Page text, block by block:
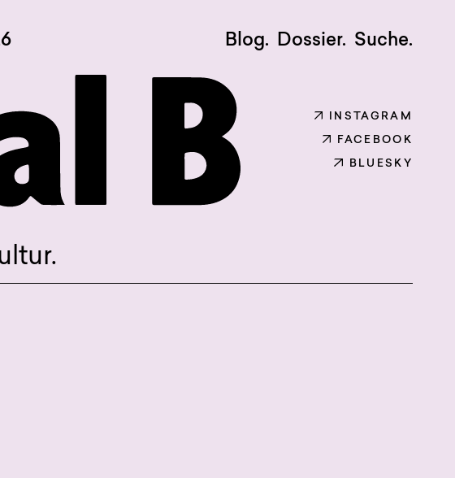
INSTAGRAM
FACEBOOK
BLUESKY
Blog. Dossier. Suche.